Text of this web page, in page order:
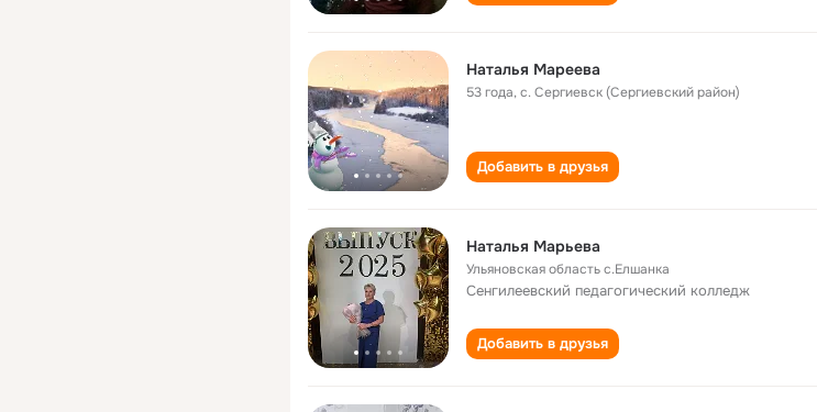
Наталья Мареева
53 года,с. Сергиевск (Сергиевский район)
Добавить в друзья
Наталья Марьева
Ульяновская область с.Елшанка
Сенгилеевский педагогический колледж
Добавить в друзья